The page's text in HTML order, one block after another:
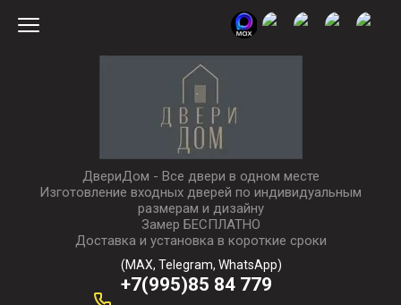
ДвериДом - Все двери в одном месте
Изготовление входных дверей по индивидуальным
размерам и дизайну
Замер БЕСПЛАТНО
Доставка и установка в короткие сроки
(MAX, Telegram, WhatsApp)
+7(995)85 84 779